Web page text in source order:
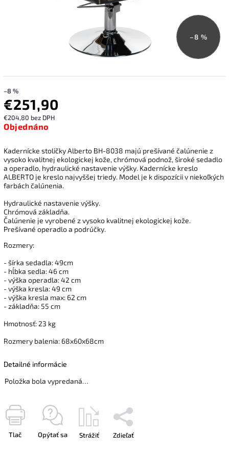
–8 %
–8 %
€251,90
€204,80 bez DPH
Objednáno
Položka bola vypredaná…
Kadernícke stoličky Alberto BH-8038 majú prešívané čalúnenie z
vysoko kvalitnej ekologickej kože, chrómová podnož, široké sedadlo
a operadlo, hydraulické nastavenie výšky. Kadernícke kreslo
ALBERTO je kreslo najvyššej triedy. Model je k dispozícii v niekoľkých
farbách čalúnenia.
Hydraulické nastavenie výšky.
Chrómová základňa.
Čalúnenie je vyrobené z vysoko kvalitnej ekologickej kože.
Prešívané operadlo a podrúčky.
Rozmery:
- šírka sedadla: 49cm
- hĺbka sedla: 46 cm
- výška operadla: 42 cm
- výška kresla: 49 cm
- výška kresla max: 62 cm
- základňa: 55 cm
Hmotnosť: 23 kg
Rozmery balenia: 68x60x68cm
Detailné informácie
Tlač Opýtať sa Strážiť Zdieľať